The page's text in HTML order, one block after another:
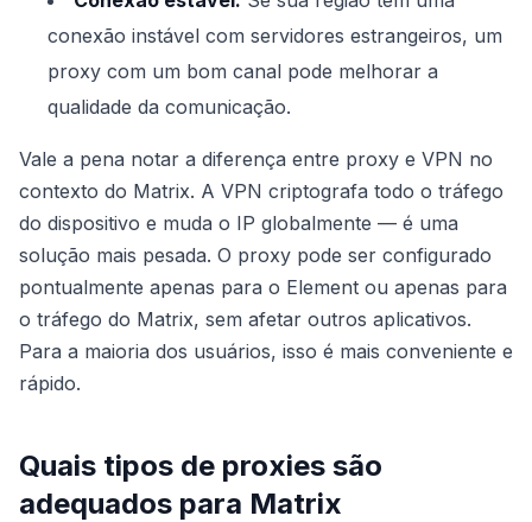
conexão instável com servidores estrangeiros, um
proxy com um bom canal pode melhorar a
qualidade da comunicação.
Vale a pena notar a diferença entre proxy e VPN no
contexto do Matrix. A VPN criptografa todo o tráfego
do dispositivo e muda o IP globalmente — é uma
solução mais pesada. O proxy pode ser configurado
pontualmente apenas para o Element ou apenas para
o tráfego do Matrix, sem afetar outros aplicativos.
Para a maioria dos usuários, isso é mais conveniente e
rápido.
Quais tipos de proxies são
adequados para Matrix